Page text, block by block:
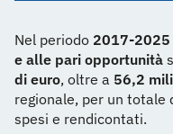
Nel periodo 2017-2025
e alle pari opportunità
di euro, oltre a 56,2
regionale, per un totale
spesi e rendicontati.